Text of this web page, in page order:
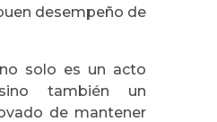
desempeño de
solo es un acto
también un
de mantener